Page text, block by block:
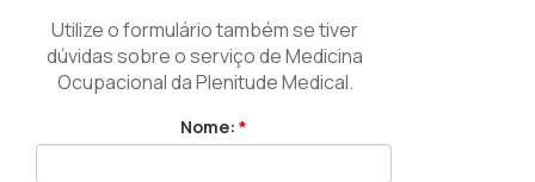
Utilize o formulário também se tiver
dúvidas sobre o serviço de Medicina
Ocupacional da Plenitude Medical.
Nome:*